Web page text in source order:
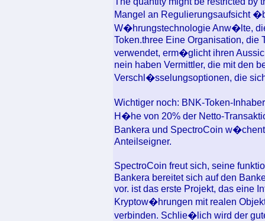
Mangel an Regulierungsaufsicht
W�hrungstechnologie Anw�lte,
Token.three Eine Organisation, die
verwendet, erm�glicht ihren
nein haben Vermittler, die mit den
Verschl�sselungsoptionen, die
Wichtiger noch: BNK-Token-
H�he von 20% der Netto-
Bankera und SpectroCoin
Anteilseigner.
SpectroCoin freut sich, seine
Bankera bereitet sich auf den
vor. ist das erste Projekt, das eine
Kryptow�hrungen mit realen
verbinden. Schlie�lich wird der